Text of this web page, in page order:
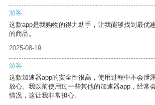
游客
这款app是我购物的得力助手，让我能够找到最优
的商品。
2025-08-19
游客
这款加速器app的安全性很高，使用过程中不会泄
放心。我以前使用过一些其他的加速器app，经常
情况，这让我非常担心。